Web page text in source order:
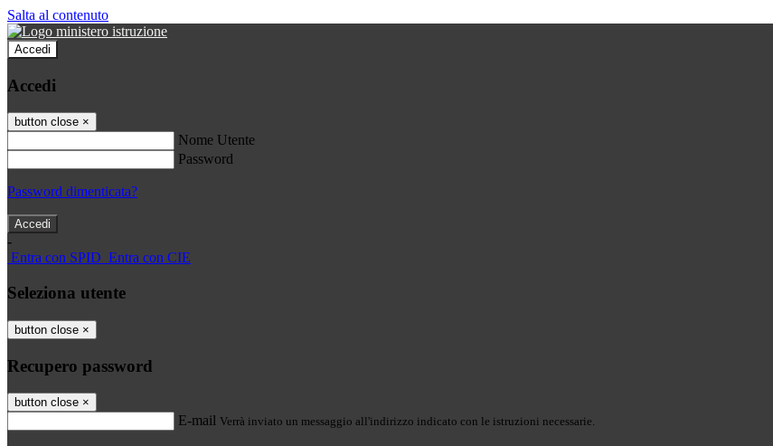
Salta al contenuto
Accedi
Accedi
button close ×
Nome Utente
Password
Password dimenticata?
-
Entra con SPID Entra con CIE
Seleziona utente
button close ×
Recupero password
button close ×
E-mail Verrà inviato un messaggio all'indirizzo indicato con le istruzioni necessarie.